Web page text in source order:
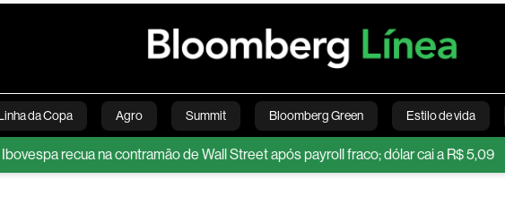
da Copa Agro Summit Bloomberg Green Estilo de vida
Inovação Finanças pessoais Viagens Internacional Brasil
na contramão de Wall Street após payroll fraco; dólar cai a R$ 5,09 Dólar